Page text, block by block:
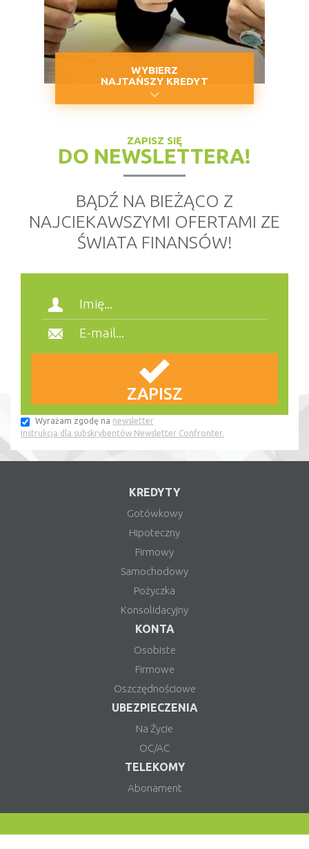
WYBIERZ
NAJTAŃSZY KREDYT
ZAPISZ SIĘ
DO NEWSLETTERA!
BĄDŹ NA BIEŻĄCO Z
NAJCIEKAWSZYMI OFERTAMI ZE
ŚWIATA FINANSÓW!
Wyrażam zgodę na newsletter
Instrukcja dla subskrybentów Newsletter Confronter.
KREDYTY
Gotówkowy
Hipoteczny
Firmowy
Samochodowy
Pożyczka
Konsolidacyjny
KONTA
Osobiste
Firmowe
Oszczędnościowe
UBEZPIECZENIA
Na Życie
OC/AC
TELEKOMY
Abonament